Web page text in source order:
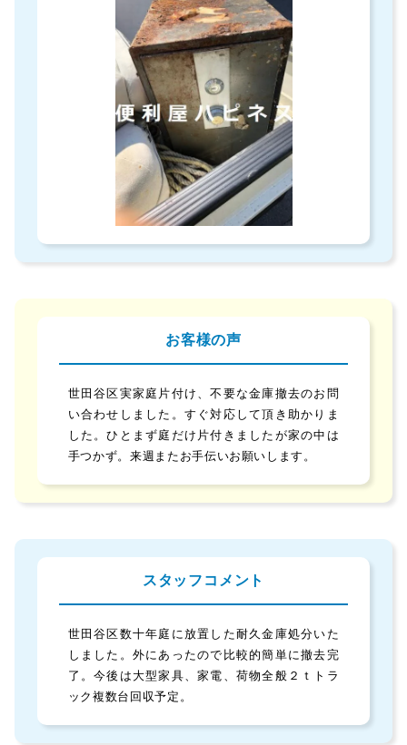
お客様の声
世田谷区実家庭片付け、不要な金庫撤去のお問
い合わせしました。すぐ対応して頂き助かりま
した。ひとまず庭だけ片付きましたが家の中は
手つかず。来週またお手伝いお願いします。
スタッフコメント
世田谷区数十年庭に放置した耐久金庫処分いた
しました。外にあったので比較的簡単に撤去完
了。今後は大型家具、家電、荷物全般２ｔトラ
ック複数台回収予定。